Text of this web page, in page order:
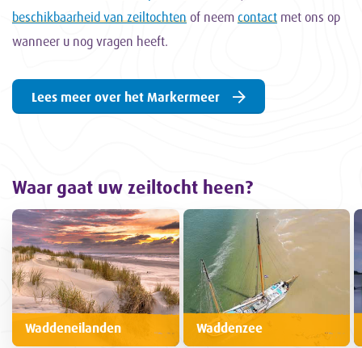
beschikbaarheid van zeiltochten of neem contact met ons op
wanneer u nog vragen heeft.
Lees meer over het Markermeer
Waar gaat uw zeiltocht heen?
Waddeneilanden Waddenzee